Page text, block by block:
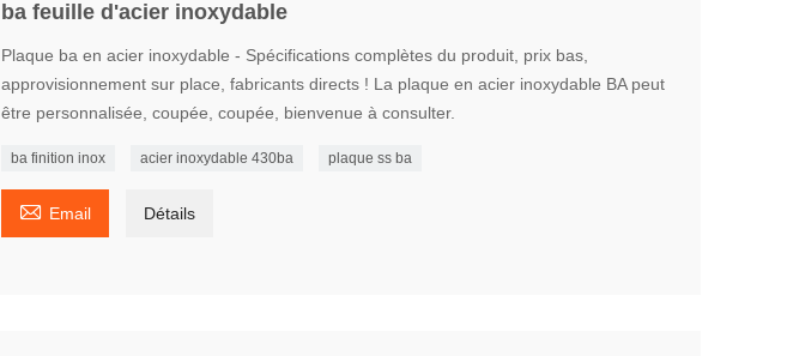
ba feuille d'acier inoxydable
Plaque ba en acier inoxydable - Spécifications complètes du produit, prix bas,
approvisionnement sur place, fabricants directs ! La plaque en acier inoxydable BA peut
être personnalisée, coupée, coupée, bienvenue à consulter.
ba finition inox acier inoxydable 430ba plaque ss ba
 Email Détails